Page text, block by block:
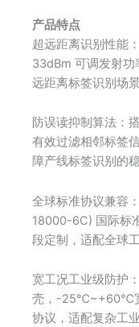
产品特点
超远距离识别性能
33dBm 可调发射功
远距离标签识别场景
防误读抑制算法：
有效过滤相邻标签
障产线标签识别的稳
全球标准协议兼容
18000-6C) 国际标
段定制，适配全球
宽工况工业级防护
壳，-25℃~+60℃宽
协议，适配复杂工